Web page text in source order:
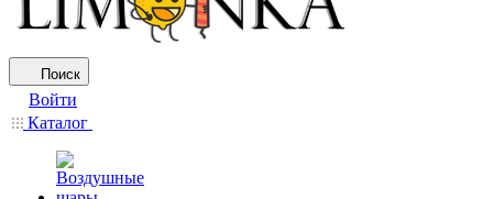
Поиск
Войти
Каталог